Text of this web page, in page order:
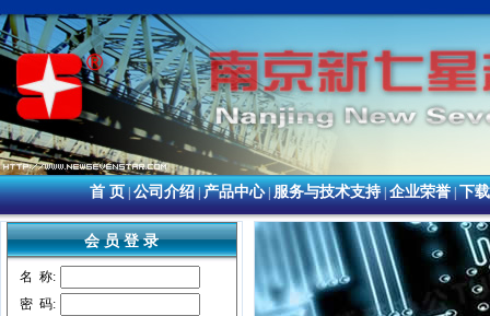
首 页|公司介绍|产品中心|服务与技术支持|企业荣誉|下
会 员 登 录
名 称:
密 码: